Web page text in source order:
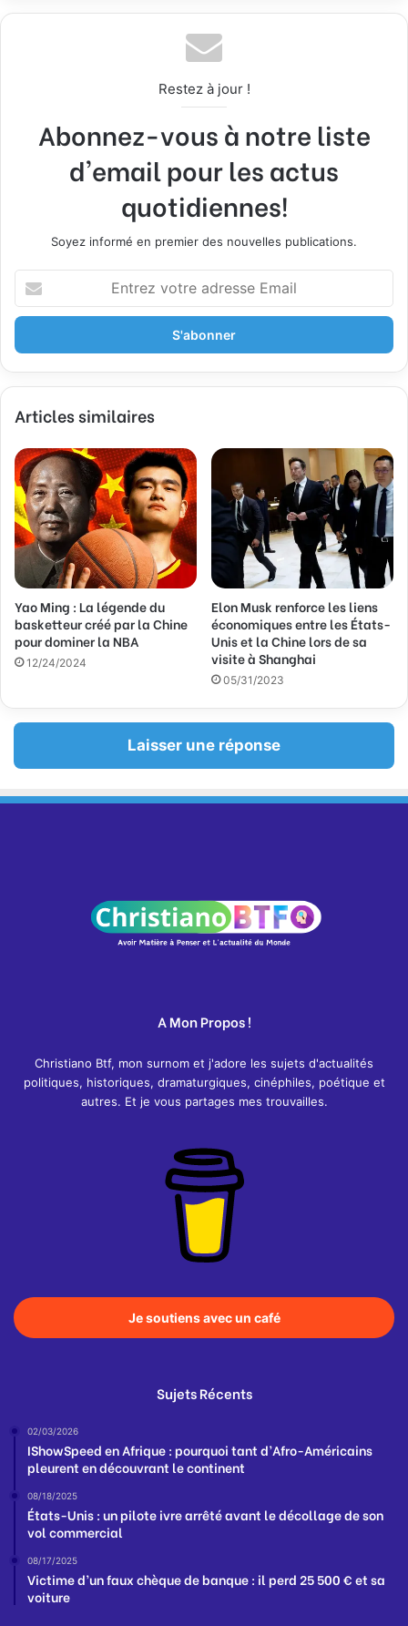
Restez à jour !
Abonnez-vous à notre liste
d'email pour les actus
quotidiennes!
Soyez informé en premier des nouvelles publications.
t
e
z
o
r
e
a
d
r
e
s
s
e
E
m
a
Articles similaires
Yao Ming : La légende du
basketteur créé par la Chine
pour dominer la NBA
12/24/2024
Elon Musk renforce les liens
économiques entre les États-
Unis et la Chine lors de sa
visite à Shanghai
05/31/2023
Laisser une réponse
A Mon Propos !
Christiano Btf, mon surnom et j'adore les sujets d'actualités
politiques, historiques, dramaturgiques, cinéphiles, poétique et
autres. Et je vous partages mes trouvailles.
Je soutiens avec un café
Sujets Récents
02/03/2026
IShowSpeed en Afrique : pourquoi tant d’Afro-Américains
pleurent en découvrant le continent
08/18/2025
États-Unis : un pilote ivre arrêté avant le décollage de son
vol commercial
08/17/2025
Victime d’un faux chèque de banque : il perd 25 500 € et sa
voiture